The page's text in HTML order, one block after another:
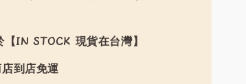
IN STOCK 現貨在台灣】
到店免運